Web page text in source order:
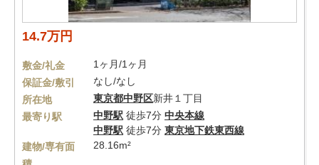
14.7万円
敷金/礼金
1ヶ月/1ヶ月
保証金/敷引
なし/なし
所在地
東京都中野区新井１丁目
最寄り駅
中野駅 徒歩7分 中央本線
中野駅 徒歩7分 東京地下鉄東西線
建物/専有面
28.16m²